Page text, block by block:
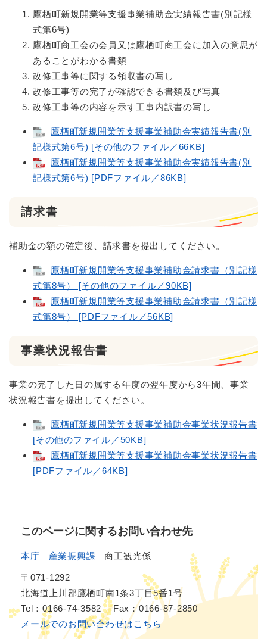
鷹栖町新規開業等支援事業補助金実績報告書(別記様
式第6号)
鷹栖町商工会の会員又は鷹栖町商工会に加入の意思が
あることがわかる書類
改修工事等に関する領収書の写し
改修工事等の完了が確認できる書類及び写真
改修工事等の内容を示す工事内訳書の写し
鷹栖町新規開業等支援事業補助金実績報告書(別
記様式第6号) [その他のファイル／66KB]
鷹栖町新規開業等支援事業補助金実績報告書(別
記様式第6号) [PDFファイル／86KB]
請求書
補助金の額の確定後、請求書を提出してください。
鷹栖町新規開業等支援事業補助金請求書（別記様
式第8号） [その他のファイル／90KB]
鷹栖町新規開業等支援事業補助金請求書（別記様
式第8号） [PDFファイル／56KB]
事業状況報告書
事業の完了した日の属する年度の翌年度から3年間、事業
状況報告書を提出してください。
鷹栖町新規開業等支援事業補助金事業状況報告書
[その他のファイル／50KB]
鷹栖町新規開業等支援事業補助金事業状況報告書
[PDFファイル／64KB]
このページに関するお問い合わせ先
本庁 産業振興課 商工観光係
〒071-1292
北海道上川郡鷹栖町南1条3丁目5番1号
Tel：0166-74-3582
Fax：0166-87-2850
メールでのお問い合わせはこちら